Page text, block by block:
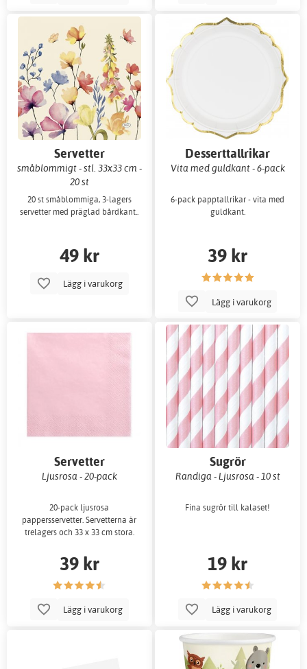
Servetter
småblommigt - stl. 33x33 cm -
20 st
20 st småblommiga, 3-lagers
servetter med präglad bårdkant..
49 kr
Lägg i varukorg
Desserttallrikar
Vita med guldkant - 6-pack
6-pack papptallrikar - vita med
guldkant.
39 kr
Lägg i varukorg
Servetter
Ljusrosa - 20-pack
20-pack ljusrosa
pappersservetter. Servetterna är
trelagers och 33 x 33 cm stora.
39 kr
Lägg i varukorg
Sugrör
Randiga - Ljusrosa - 10 st
Fina sugrör till kalaset!
19 kr
Lägg i varukorg